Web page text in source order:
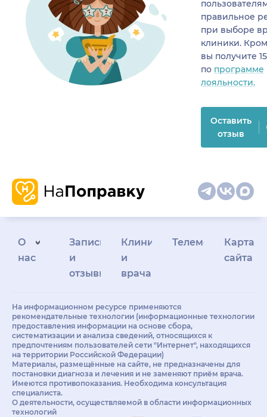
правильное
при выборе
клиники.
вы получите
по программе
лояльности.
Оставить
отзыв
О
нас
Запись
и
отзывы
Клиникам
и
врачам
Телемедицина
Карта
сайта
На информационном ресурсе применяются
рекомендательные технологии (информационные технологии
предоставления информации на основе сбора,
систематизации и анализа сведений, относящихся к
предпочтениям пользователей сети "Интернет", находящихся
на территории Российской Федерации)
Материалы, размещённые на сайте, не предназначены для
постановки диагноза и лечения и не заменяют приём врача.
Имеются противопоказания. Необходима консультация
специалиста.
О деятельности, осуществляемой в области информационных
технологий